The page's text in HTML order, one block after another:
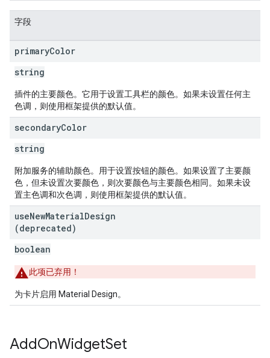
字段
primaryColor
string
插件的主要颜色。它用于设置工具栏的颜色。如果未设置任何主
色调，则使用框架提供的默认值。
secondaryColor
string
附加服务的辅助颜色。用于设置按钮的颜色。如果设置了主要颜
色，但未设置次要颜色，则次要颜色与主要颜色相同。如果未设
置主色调和次色调，则使用框架提供的默认值。
useNewMaterialDesign
(deprecated)
boolean
此项已弃用！
为卡片启用 Material Design。
AddOnWidgetSet